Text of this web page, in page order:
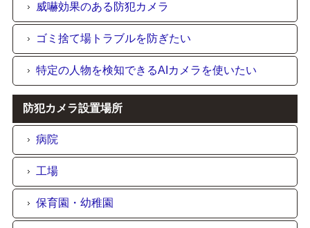
威嚇効果のある防犯カメラ
ゴミ捨て場トラブルを防ぎたい
特定の人物を検知できるAIカメラを使いたい
防犯カメラ設置場所
病院
工場
保育園・幼稚園